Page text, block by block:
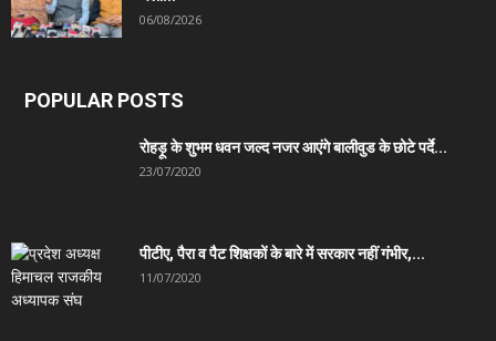
06/08/2026
POPULAR POSTS
रोहड़ू के शुभम धवन जल्द नजर आएंगे बालीवुड के छोटे पर्दे...
23/07/2020
पीटीए, पैरा व पैट शिक्षकों के बारे में सरकार नहीं गंभीर,...
11/07/2020